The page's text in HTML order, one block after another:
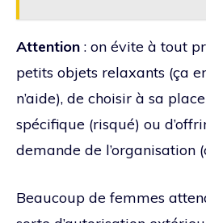
Attention : on évite à tout
petits objets relaxants (ça
n’aide), de choisir à sa
spécifique (risqué) ou
demande de l’organisation
Beaucoup de femmes